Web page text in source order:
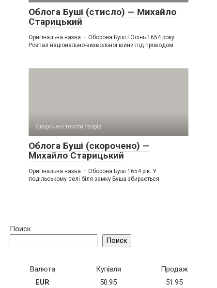
Облога Буші (стисло) — Михайло
Старицький
Оригінальна назва — Оборона Буші I Осінь 1654 року.
Розпал національно-визвольної війни під проводом
Скорочені тексти творів
Облога Буші (скорочено) —
Михайло Старицький
Оригінальна назва — Оборона Буші 1654 рік. У
подільському селі біля замку Буша збирається
Поиск
Поиск
Валюта Купівля
Продаж
EUR
50.95 51.95